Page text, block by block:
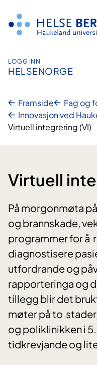
innhald
LOGG INN
HELSENORGE
Framside
Fag og
Innovasjon ved
Virtuell integrering (VI)
Virtuell
På morgonmøta
og brannskade,
programmer for å
diagnostisere
utfordrande og
rapporteringa og
tillegg blir det
møter på to
og poliklinikken i
tidkrevjande og